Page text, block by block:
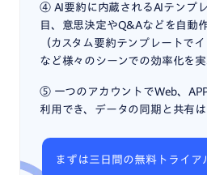
④ AI要約に内蔵されるAIテンプ
目、意思決定やQ&Aなどを自動
（カスタム要約テンプレートで
など様々のシーンでの効率化を実
⑤ 一つのアカウントでWeb、
利用でき、データの同期と共有
まずは三日間の無料トライア